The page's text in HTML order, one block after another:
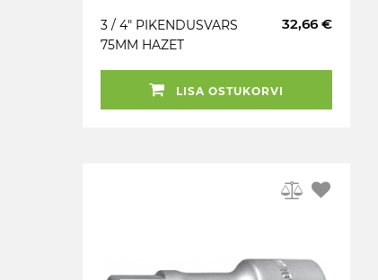
3 / 4" PIKENDUSVARS
75MM HAZET
32,66 €
LISA OSTUKORVI